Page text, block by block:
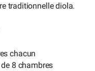
traditionnelle diola.
chacun
8 chambres